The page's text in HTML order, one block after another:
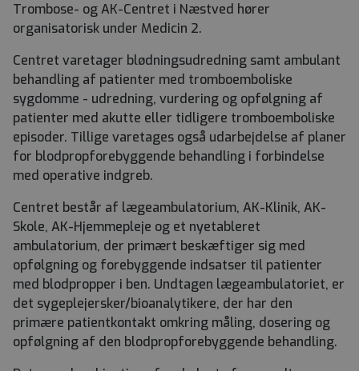
Trombose- og AK-Centret i Næstved hører
organisatorisk under Medicin 2.
Centret varetager blødningsudredning samt ambulant
behandling af patienter med tromboemboliske
sygdomme - udredning, vurdering og opfølgning af
patienter med akutte eller tidligere tromboemboliske
episoder. Tillige varetages også udarbejdelse af planer
for blodpropforebyggende behandling i forbindelse
med operative indgreb.
Centret består af lægeambulatorium, AK-Klinik, AK-
Skole, AK-Hjemmepleje og et nyetableret
ambulatorium, der primært beskæftiger sig med
opfølgning og forebyggende indsatser til patienter
med blodpropper i ben. Undtagen lægeambulatoriet, er
det sygeplejersker/bioanalytikere, der har den
primære patientkontakt omkring måling, dosering og
opfølgning af den blodpropforebyggende behandling.